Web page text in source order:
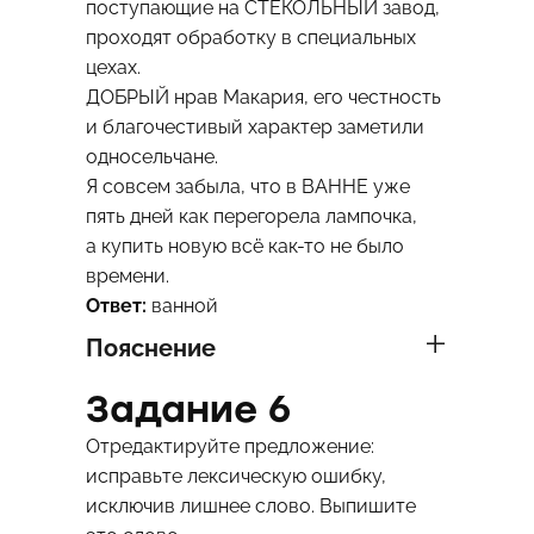
поступающие на СТЕКОЛЬНЫЙ завод,
проходят обработку в специальных
цехах.
ДОБРЫЙ нрав Макария, его честность
и благочестивый характер заметили
односельчане.
Я совсем забыла, что в ВАННЕ уже
пять дней как перегорела лампочка,
а купить новую всё как-то не было
времени.
Ответ: ванной
Пояснение
Задание 6
Отредактируйте предложение:
исправьте лексическую ошибку,
исключив лишнее слово. Выпишите